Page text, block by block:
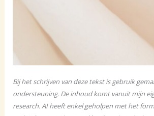
Bij het schrijven van deze tekst is gebruik
ondersteuning. De inhoud komt vanuit mijn
research. AI heeft enkel geholpen met het